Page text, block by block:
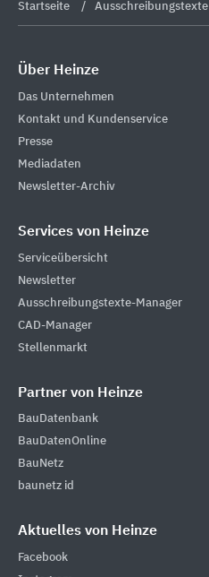
Startseite Ausschreibungstexte
Über Heinze
Das Unternehmen
Kontakt und Kundenservice
Presse
Mediadaten
Newsletter-Archiv
Services von Heinze
Serviceübersicht
Newsletter
Ausschreibungstexte-Manager
CAD-Manager
Stellenmarkt
Partner von Heinze
BauDatenbank
BauDatenOnline
BauNetz
baunetz id
Aktuelles von Heinze
Facebook